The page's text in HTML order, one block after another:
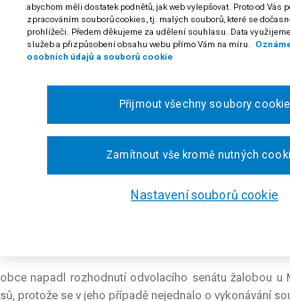
Nejvyššího správního soudu ze dne 25. 7.
M. proti České advokátní komoře o kárném
byl rozhodnutím kárného senátu České
§ 16 odst. 2 zákona o advokacii, proti čemuž se
senátu následně bylo odvolání žalobce proti
rozhodnutí kárného senátu se žalobce dopustil
S. v době od 22. 2. 2012 nejméně do 14. 9. 2012
dne 22. 2. 2012 svým jménem a na svůj účet. Porušil
o advokacii ve spojení s čl. 4 odst. 1 usnesení
profesionální etiky a pravidla soutěže advokátů
1 a 2 zákona o advokacii, vše ve spojení s § 39
nákladů řízení.
napadl rozhodnutí odvolacího senátu žalobou u
protože se v jeho případě nejednalo o vykonávání
abychom měli dostatek podnětů, jak web vylepšovat. Proto od Vás
zpracováním souborů cookies, tj. malých souborů, které se
prohlížeči. Předem děkujeme za udělení souhlasu. Data
služeb a přizpůsobení obsahu webu přímo Vám na míru.
osobních údajů a souborů cookie
Nastavení souborů cookie
Zamítnout vše kromě nutných
Přijmout všechny soubory cookie